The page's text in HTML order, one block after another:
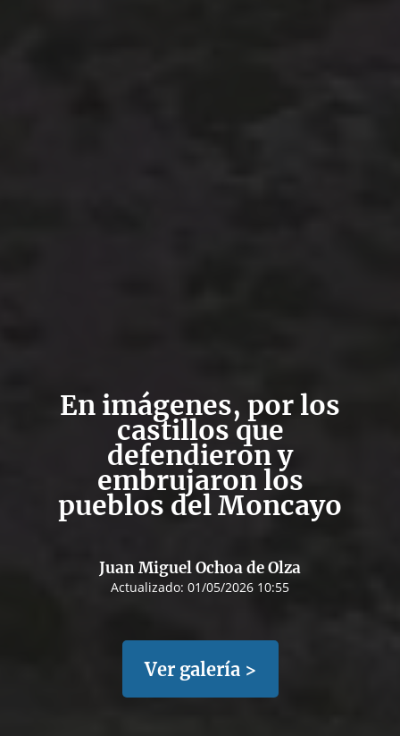
En imágenes, por los
castillos que
defendieron y
embrujaron los
pueblos del Moncayo
Juan Miguel Ochoa de Olza
Actualizado: 01/05/2026 10:55
Ver galería >